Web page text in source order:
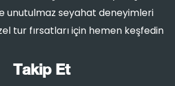
unutulmaz seyahat deneyimleri
tur fırsatları için hemen keşfedin
Takip Et